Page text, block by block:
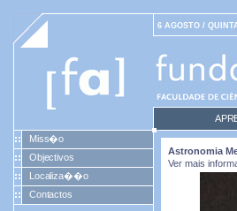
6 AGOSTO /
Miss�o
Objectivos
Localiza��o
Contactos
Astronomia
Ver mais